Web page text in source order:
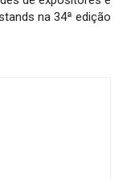
na 34ª edição